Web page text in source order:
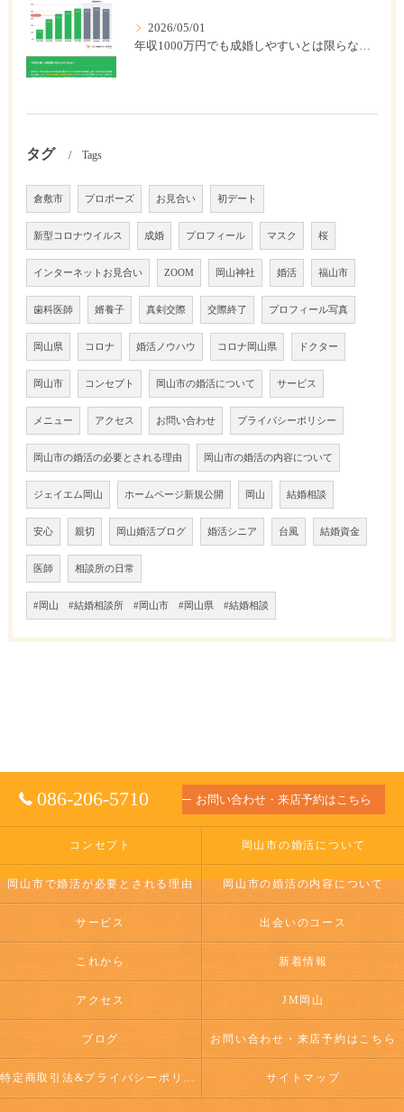
2026/05/01
年収1000万円でも成婚しやすいとは限らない? 「年収帯別の成婚率」のリアル
タグ Tags
倉敷市 プロポーズ お見合い 初デート
新型コロナウイルス 成婚 プロフィール マスク 桜
インターネットお見合い ZOOM 岡山神社 婚活 福山市
歯科医師 婿養子 真剣交際 交際終了 プロフィール写真
岡山県 コロナ 婚活ノウハウ コロナ岡山県 ドクター
岡山市 コンセプト 岡山市の婚活について サービス
メニュー アクセス お問い合わせ プライバシーポリシー
岡山市の婚活の必要とされる理由 岡山市の婚活の内容について
ジェイエム岡山 ホームページ新規公開 岡山 結婚相談
安心 親切 岡山婚活ブログ 婚活シニア 台風 結婚資金
医師 相談所の日常
#岡山 #結婚相談所 #岡山市 #岡山県 #結婚相談
086-206-5710 お問い合わせ・来店予約はこちら
コンセプト 岡山市の婚活について
岡山市で婚活が必要とされる理由 岡山市の婚活の内容について
サービス 出会いのコース
これから 新着情報
アクセス JM岡山
ブログ お問い合わせ・来店予約はこちら
特定商取引法&プライバシーポリシー サイトマップ